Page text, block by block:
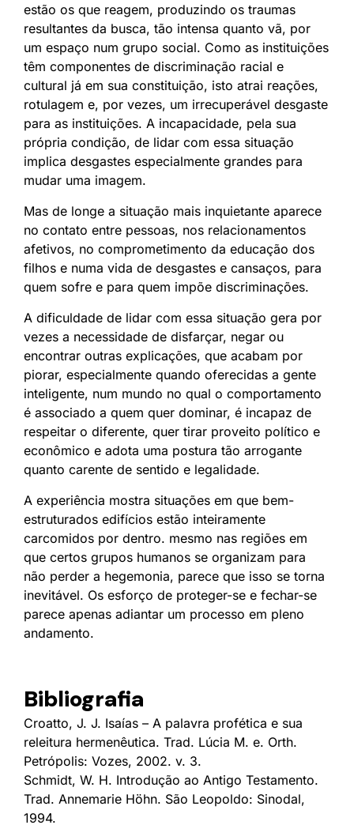
estão os que reagem, produzindo os traumas
resultantes da busca, tão intensa quanto vã, por
um espaço num grupo social. Como as instituições
têm componentes de discriminação racial e
cultural já em sua constituição, isto atrai reações,
rotulagem e, por vezes, um irrecuperável desgaste
para as instituições. A incapacidade, pela sua
própria condição, de lidar com essa situação
implica desgastes especialmente grandes para
mudar uma imagem.
Mas de longe a situação mais inquietante aparece
no contato entre pessoas, nos relacionamentos
afetivos, no comprometimento da educação dos
filhos e numa vida de desgastes e cansaços, para
quem sofre e para quem impõe discriminações.
A dificuldade de lidar com essa situação gera por
vezes a necessidade de disfarçar, negar ou
encontrar outras explicações, que acabam por
piorar, especialmente quando oferecidas a gente
inteligente, num mundo no qual o comportamento
é associado a quem quer dominar, é incapaz de
respeitar o diferente, quer tirar proveito político e
econômico e adota uma postura tão arrogante
quanto carente de sentido e legalidade.
A experiência mostra situações em que bem-
estruturados edifícios estão inteiramente
carcomidos por dentro. mesmo nas regiões em
que certos grupos humanos se organizam para
não perder a hegemonia, parece que isso se torna
inevitável. Os esforço de proteger-se e fechar-se
parece apenas adiantar um processo em pleno
andamento.
Bibliografia
Croatto, J. J. Isaías – A palavra profética e sua
releitura hermenêutica. Trad. Lúcia M. e. Orth.
Petrópolis: Vozes, 2002. v. 3.
Schmidt, W. H. Introdução ao Antigo Testamento.
Trad. Annemarie Höhn. São Leopoldo: Sinodal,
1994.